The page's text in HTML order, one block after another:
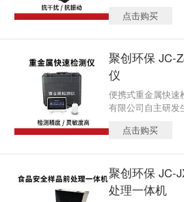
点击购买
聚创环保 JC-
仪
便携式重金属快速
有限公司自主研发
安法，检测精度、
领域检测。
点击购买
聚创环保 JC-
处理一体机